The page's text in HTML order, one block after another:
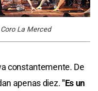
La Merced
constantemente. De
apenas diez."Es un